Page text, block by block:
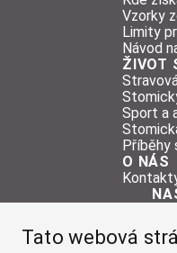
Tato webová
Vzorky
Limity
Návod
ŽIVOT
Sport a
Příběhy
O NÁS